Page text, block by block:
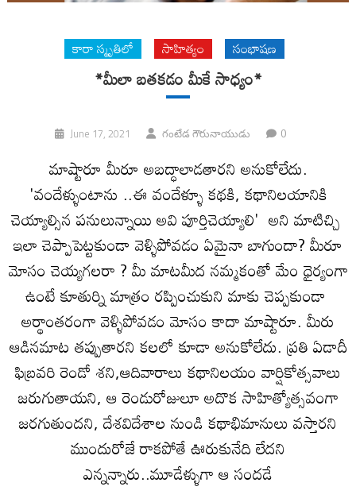
కారా స్మృతిలో సాహిత్యం సంభాషణ
*మీలా బ‌త‌క‌డం మీకే సాధ్యం*
June 17, 2021 గంటేడ గౌరునాయుడు 0
మాష్టారూ‌ మీరూ అబద్ధాలాడతారని అనుకోలేదు.
'వందేళ్ళుంటాను ..ఈ వందేళ్ళూ కథకి, కథానిలయానికి
చెయ్యాల్సిన పనులున్నాయి అవి పూర్తిచెయ్యాలి' అని‌ మాటిచ్చి
ఇలా చెప్పాపెట్టకుండా వెళ్ళిపోవడం ఏమైనా బాగుందా? మీరూ
మోసం చెయ్య‌గలరా ? మీ మాటమీద నమ్మకంతో మేం ధైర్యంగా
ఉంటే కూతుర్ని మాత్రం రప్పించుకుని మాకు చెప్పకుండా
అర్థాంతరంగా వెళ్ళిపోవడం మోసం కాదా మాష్టారూ. మీరు
ఆడినమాట తప్పుతారని కలలో కూడా అనుకోలేదు. ప్రతి ఏడాదీ
ఫిబ్రవరి రెండో శని,ఆదివారాలు కథానిలయం వార్షికోత్సవాలు
జరుగుతాయని, ఆ రెండురోజులూ అదొక సాహిత్యోత్సవంగా
జరగుతుందని, దేశవిదేశాల నుండి కథాభిమానులు వస్తారని
ముందురోజే రాకపోతే ఊరుకునేది లేదని
ఎన్నన్నారు..మూడేళ్ళుగా ఆ సందడే